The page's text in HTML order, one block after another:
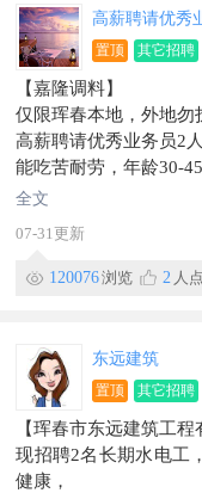
要求：年龄35～60岁
薪资：3000加提成，月
早八晚五中午休息一小
联系电话：
地址:边检住宅门市
信息有效期到2026/09/20
高薪聘请优秀
置顶 其它招聘
【嘉隆调料】
仅限珲春本地，外地勿
高薪聘请优秀业务员2人
能吃苦耐劳，年龄30-
四点半下班中午管饭，
工资3000+提成
工作地点西市场
全文
07-31更新
120076浏览 2 人
东远建筑
置顶 其它招聘
【珲春市东远建筑工程
现招聘2名长期水电工
健康，